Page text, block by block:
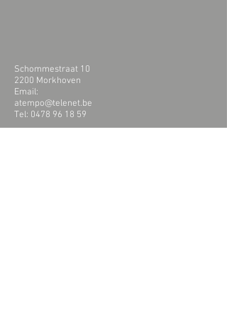
Schommestraat 10
2200 Morkhoven
Email:
atempo@telenet.be
Tel: 0478 96 18 59